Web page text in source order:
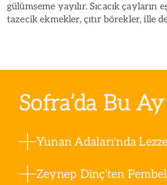
gülümseme yayılır. Sıcacık çayların eşliğinde
tazecik ekmekler, çıtır börekler, ille
birçok kişinin de ihmal ettiği bir
beslenmek için kahvaltıda neler
Sofra’da Bu Ay
Yunan Adaları'nda
Zeynep Dinç'ten